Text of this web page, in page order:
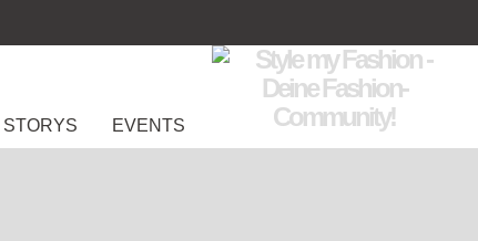
STORYS EVENTS